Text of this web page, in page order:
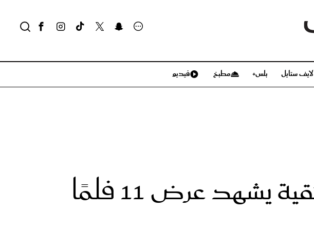
لايف ستايل بلس+ مطبخ فيديو
برنامج أيام البحر الأحمر للأفلام الوثائقية يشهد عرض 11 فلمًا